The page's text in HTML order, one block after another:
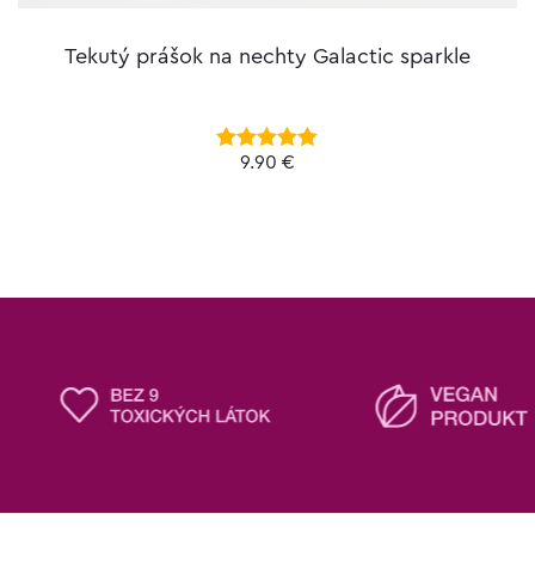
Tekutý prášok na nechty Galactic sparkle
Hodnotenie
9.90 €